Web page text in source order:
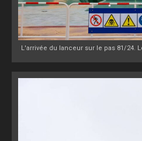
L'arrivée du lanceur sur le pas 81/24.